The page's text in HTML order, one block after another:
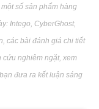
số sản phẩm hàng
Intego, CyberGhost,
các bài đánh giá chi tiết
cứu nghiêm ngặt, xem
đưa ra kết luận sáng